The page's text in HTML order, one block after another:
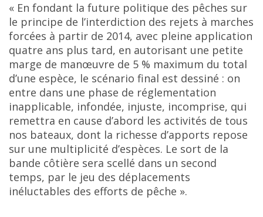
« En fondant la future politique des pêches sur
le principe de l’interdiction des rejets à marches
forcées à partir de 2014, avec pleine application
quatre ans plus tard, en autorisant une petite
marge de manœuvre de 5 % maximum du total
d’une espèce, le scénario final est dessiné : on
entre dans une phase de réglementation
inapplicable, infondée, injuste, incomprise, qui
remettra en cause d’abord les activités de tous
nos bateaux, dont la richesse d’apports repose
sur une multiplicité d’espèces. Le sort de la
bande côtière sera scellé dans un second
temps, par le jeu des déplacements
inéluctables des efforts de pêche ».